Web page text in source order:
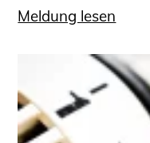
Meldung lesen